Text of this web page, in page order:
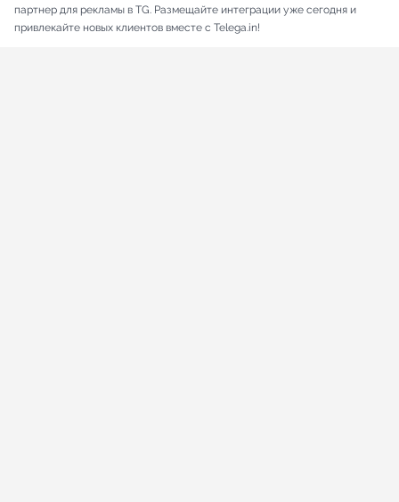
партнер для рекламы в TG. Размещайте интеграции уже сегодня и
привлекайте новых клиентов вместе с Telega.in!